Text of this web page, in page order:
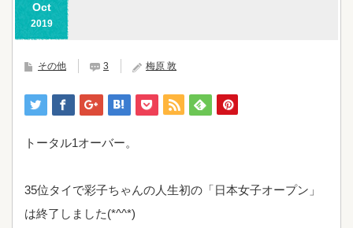
Oct
2019
その他 3 梅原 敦
トータル1オーバー。
35位タイで彩子ちゃんの人生初の「日本女子オープン」
は終了しました(*^^*)